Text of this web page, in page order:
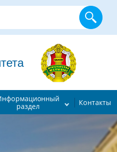
раздел
Контакты